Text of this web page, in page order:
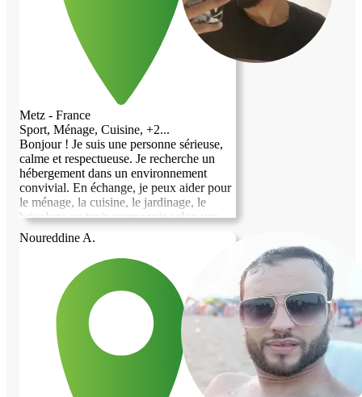
Metz - France
Sport, Ménage, Cuisine, +2...
Bonjour ! Je suis une personne sérieuse,
calme et respectueuse. Je recherche un
hébergement dans un environnement
convivial. En échange, je peux aider pour
le ménage, la cuisine, le jardinage, le
bricolage ou tenir compagnie selon vos
besoins. Je suis motivé(e), fiable et je
m’adapte facilement. Au plaisir
d’échanger avec vous !
Noureddine A.